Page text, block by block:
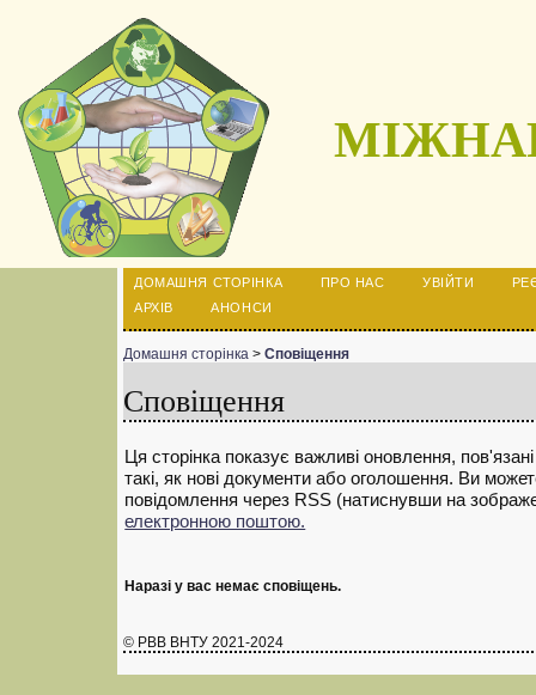
ДОМАШНЯ СТОРІНКА ПРО НАС УВІЙТИ
АРХІВ
АНОНСИ
Домашня сторінка >Сповіщення
Сповіщення
Ця сторінка показує важливі оновлення,
такі, як нові документи або оголошення. Ви
повідомлення через RSS (натиснувши на
електронною поштою.
Наразі у вас немає сповіщень.
© РВВ ВНТУ 2021-2024